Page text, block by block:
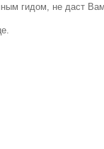
гидом, не даст